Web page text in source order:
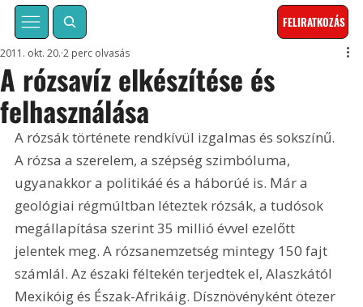
FELIRATKOZÁS
A rózsavíz elkészítése és
felhasználása
2011. okt. 20. 2 perc olvasás
A rózsák története rendkívül izgalmas és sokszínű.
A rózsa a szerelem, a szépség szimbóluma,
ugyanakkor a politikáé és a háborúé is. Már a
geológiai régmúltban léteztek rózsák, a tudósok
megállapítása szerint 35 millió évvel ezelőtt
jelentek meg. A rózsanemzetség mintegy 150 fajt
számlál. Az északi féltekén terjedtek el, Alaszkától
Mexikóig és Észak-Afrikáig. Dísznövényként ötezer